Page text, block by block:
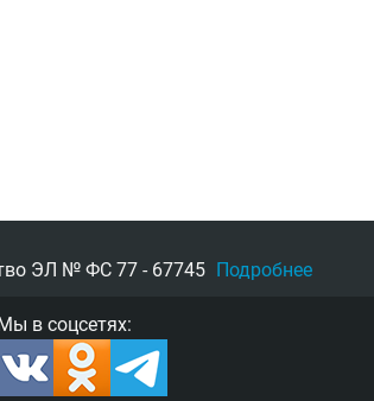
ЭЛ № ФС 77 - 67745 Подробнее
Мы в соцсетях: